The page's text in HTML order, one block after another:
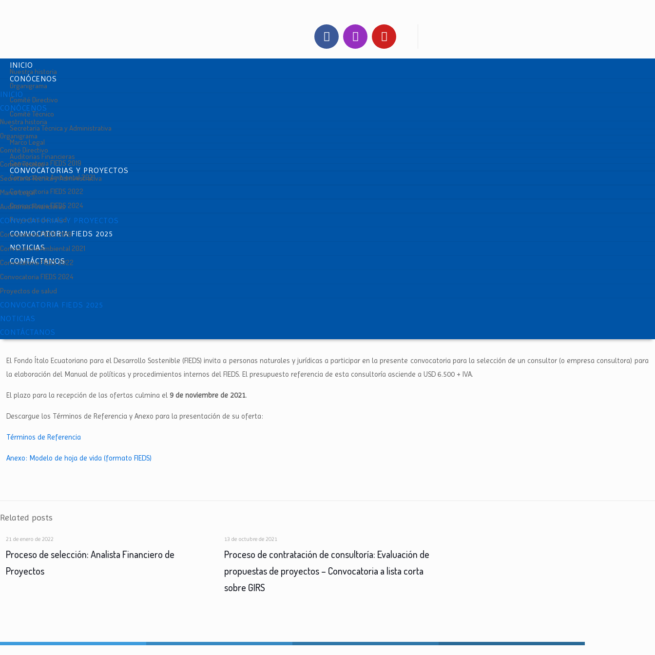
INICIO
CONÓCENOS
Nuestra historia
Organigrama
Comité Directivo
Comité Técnico
Secretaría Técnica y Administrativa
Marco Legal
Auditorías Financieras
CONVOCATORIAS Y PROYECTOS
Convocatoria FIEDS 2019
Convocatoria Ambiental 2021
Convocatoria FIEDS 2022
Convocatoria FIEDS 2024
Proyectos de salud
CONVOCATORIA FIEDS 2025
NOTICIAS
CONTÁCTANOS
INICIO
CONÓCENOS
Nuestra historia
Organigrama
Comité Directivo
Comité Técnico
Secretaría Técnica y Administrativa
Marco Legal
Auditorías Financieras
CONVOCATORIAS Y PROYECTOS
Convocatoria FIEDS 2019
Convocatoria Ambiental 2021
Convocatoria FIEDS 2022
Convocatoria FIEDS 2024
Proyectos de salud
CONVOCATORIA FIEDS 2025
NOTICIAS
CONTÁCTANOS
El Fondo Ítalo Ecuatoriano para el Desarrollo Sostenible (FIEDS) invita a personas naturales y jurídicas a participar en la presente convocatoria para la selección de un consultor (o empresa consultora) para
la elaboración del Manual de políticas y procedimientos internos del FIEDS. El presupuesto referencia de esta consultoría asciende a USD 6.500 + IVA.
El plazo para la recepción de las ofertas culmina el 9 de noviembre de 2021.
Descargue los Términos de Referencia y Anexo para la presentación de su oferta:
Términos de Referencia
Anexo: Modelo de hoja de vida (formato FIEDS)
Related posts
21 de enero de 2022
Proceso de selección: Analista Financiero de
Proyectos
13 de octubre de 2021
Proceso de contratación de consultoría: Evaluación de
propuestas de proyectos – Convocatoria a lista corta
sobre GIRS